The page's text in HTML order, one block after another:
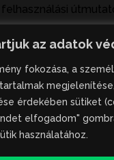
az adatok
fokozása, a
érdekében sütiket
elfogadom"
használatához.
nyelvű
írások, a híranyag
működtető Gion
tulajdonát képezik,
és szerbiai
büntető- és
von maga után. A